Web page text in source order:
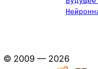
© 2009 — 2026